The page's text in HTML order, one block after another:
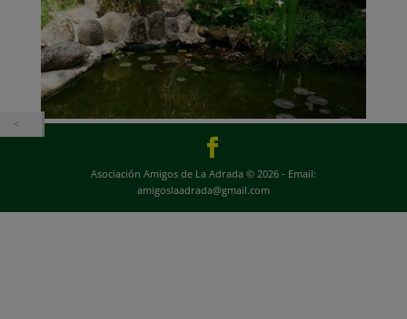
Asociación Amigos de La Adrada © 2026 - Email:
amigoslaadrada@gmail.com